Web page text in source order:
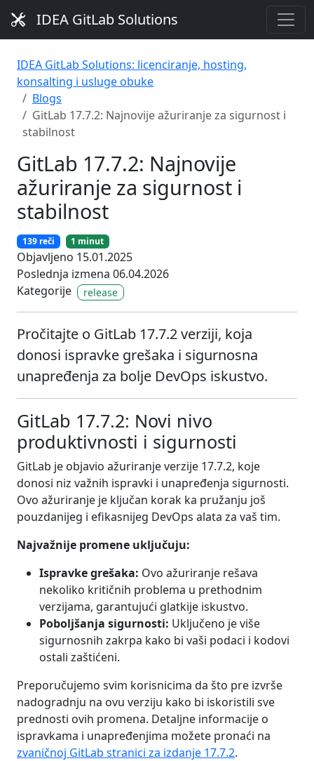
IDEA GitLab Solutions
IDEA GitLab Solutions: licenciranje, hosting,
konsalting i usluge obuke
Blogs
GitLab 17.7.2: Najnovije ažuriranje za sigurnost i
stabilnost
GitLab 17.7.2: Najnovije
ažuriranje za sigurnost i
stabilnost
139 reči 1 minut
Objavljeno 15.01.2025
Poslednja izmena 06.04.2026
Kategorije
release
Pročitajte o GitLab 17.7.2 verziji, koja
donosi ispravke grešaka i sigurnosna
unapređenja za bolje DevOps iskustvo.
GitLab 17.7.2: Novi nivo
produktivnosti i sigurnosti
GitLab je objavio ažuriranje verzije 17.7.2, koje
donosi niz važnih ispravki i unapređenja sigurnosti.
Ovo ažuriranje je ključan korak ka pružanju još
pouzdanijeg i efikasnijeg DevOps alata za vaš tim.
Najvažnije promene uključuju:
Ispravke grešaka: Ovo ažuriranje rešava
nekoliko kritičnih problema u prethodnim
verzijama, garantujući glatkije iskustvo.
Poboljšanja sigurnosti: Uključeno je više
sigurnosnih zakrpa kako bi vaši podaci i kodovi
ostali zaštićeni.
Preporučujemo svim korisnicima da što pre izvrše
nadogradnju na ovu verziju kako bi iskoristili sve
prednosti ovih promena. Detaljne informacije o
ispravkama i unapređenjima možete pronaći na
zvaničnoj GitLab stranici za izdanje 17.7.2.